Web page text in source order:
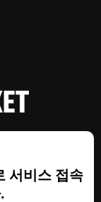
서비스 접속